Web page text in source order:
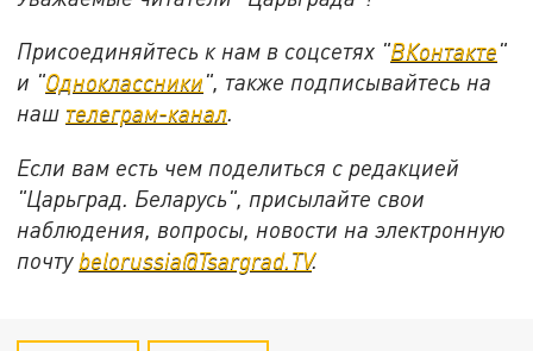
Присоединяйтесь к нам в соцсетях "ВКонтакте"
и "Одноклассники", также подписывайтесь на
наш телеграм-канал.
Если вам есть чем поделиться с редакцией
"Царьград. Беларусь", присылайте свои
наблюдения, вопросы, новости на электронную
почту belorussia@Tsargrad.TV.